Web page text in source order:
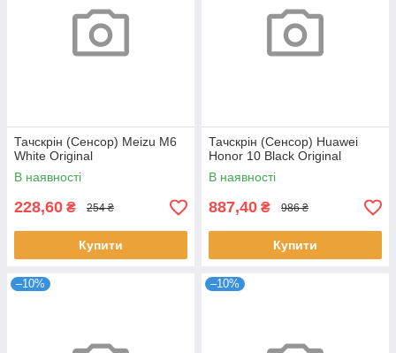
Тачскрін (Сенсор) Meizu M6
White Original
В наявності
228,60 ₴ 254 ₴
Купити
Тачскрін (Сенсор) Huawei
Honor 10 Black Original
В наявності
887,40 ₴ 986 ₴
Купити
–10% –10%